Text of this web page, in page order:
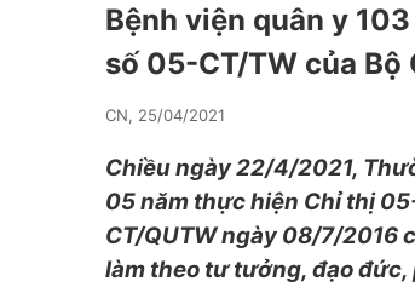
Bệnh viện quân y
số 05-CT/TW của Bộ
CN, 25/04/2021
Chiều ngày 22/4/2021,
05 năm thực hiện Chỉ thị
CT/QUTW ngày 08/7/2016
làm theo tư tưởng, đạo đức,